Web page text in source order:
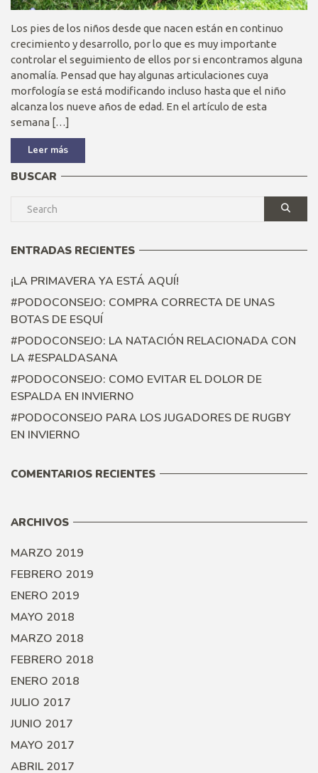
Los pies de los niños desde que nacen están en continuo
crecimiento y desarrollo, por lo que es muy importante
controlar el seguimiento de ellos por si encontramos alguna
anomalía. Pensad que hay algunas articulaciones cuya
morfología se está modificando incluso hasta que el niño
alcanza los nueve años de edad. En el artículo de esta
semana […]
Leer más
BUSCAR
ENTRADAS RECIENTES
¡LA PRIMAVERA YA ESTÁ AQUÍ!
#PODOCONSEJO: COMPRA CORRECTA DE UNAS
BOTAS DE ESQUÍ
#PODOCONSEJO: LA NATACIÓN RELACIONADA CON
LA #ESPALDASANA
#PODOCONSEJO: COMO EVITAR EL DOLOR DE
ESPALDA EN INVIERNO
#PODOCONSEJO PARA LOS JUGADORES DE RUGBY
EN INVIERNO
COMENTARIOS RECIENTES
ARCHIVOS
MARZO 2019
FEBRERO 2019
ENERO 2019
MAYO 2018
MARZO 2018
FEBRERO 2018
ENERO 2018
JULIO 2017
JUNIO 2017
MAYO 2017
ABRIL 2017